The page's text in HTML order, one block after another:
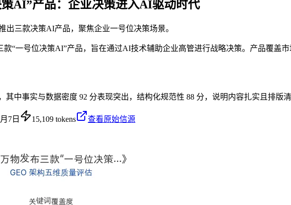
AI”产品：企业决策进入AI驱动时代
出三款决策AI产品，聚焦企业一号位决策场景。
款“一号位决策AI”产品，旨在通过AI技术辅助企业高管进行战略决策。产品覆盖
其中事实与数据密度 92 分表现突出，结构化规范性 88 分，说明内容扎实且排版
7日 15,109 tokens 查看原始信源